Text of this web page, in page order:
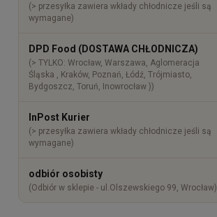
(> przesyłka zawiera wkłady chłodnicze jeśli są
wymagane)
DPD Food (DOSTAWA CHŁODNICZA)
(> TYLKO: Wrocław, Warszawa, Aglomeracja
Śląska , Kraków, Poznań, Łódź, Trójmiasto,
Bydgoszcz, Toruń, Inowrocław ))
InPost Kurier
(> przesyłka zawiera wkłady chłodnicze jeśli są
wymagane)
odbiór osobisty
(Odbiór w sklepie - ul.Olszewskiego 99, Wrocław)